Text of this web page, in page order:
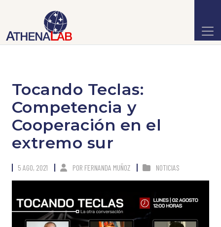
Tocando Teclas:
Competencia y
Cooperación en el
extremo sur
5 AGO, 2021 POR FERNANDA MUÑOZ NOTICIAS